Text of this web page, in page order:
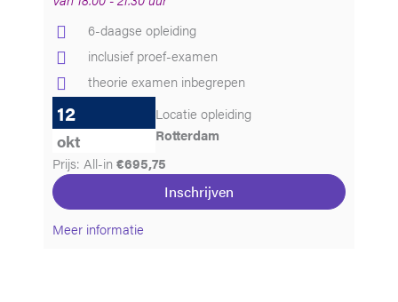
6-daagse opleiding
inclusief proef-examen
theorie examen inbegrepen
12
okt
Locatie opleiding
Rotterdam
Prijs: All-in €695,75
Inschrijven
Meer informatie